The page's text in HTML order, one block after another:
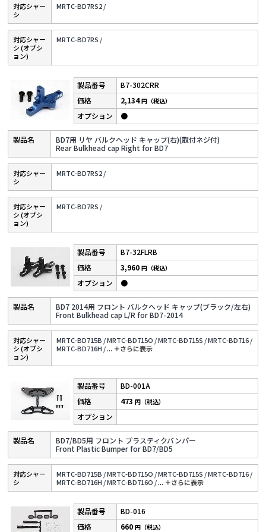
対応シャー
シ
MRTC-BD7RS2 /
対応シャー
シ (オプシ
ョン)
MRTC-BD7RS /
B7-302CRR
BD7用 リヤ バルクヘッド キャップ(右)(取付ネジ付)
Rear Bulkhead cap Right for BD7
2,134円（税込）
●
対応シャー
シ
MRTC-BD7RS2 /
対応シャー
シ (オプシ
ョン)
MRTC-BD7RS /
B7-32FLRB
BD7 2014用 フロント バルクヘッド キャップ(ブラック/左右)
Front Bulkhead cap L/R for BD7-2014
3,960円（税込）
●
対応シャー
シ (オプシ
ョン)
MRTC-BD715B /MRTC-BD715O /MRTC-BD715S /MRTC-BD716 /
MRTC-BD716H /... ＋さらに表⽰
BD-001A
BD7/BD5用 フロント プラスティクバンパー
Front Plastic Bumper for BD7/BD5
473円（税込）
対応シャー
シ
MRTC-BD715B /MRTC-BD715O /MRTC-BD715S /MRTC-BD716 /
MRTC-BD716H /MRTC-BD716O /... ＋さらに表⽰
BD-016
660円（税込）